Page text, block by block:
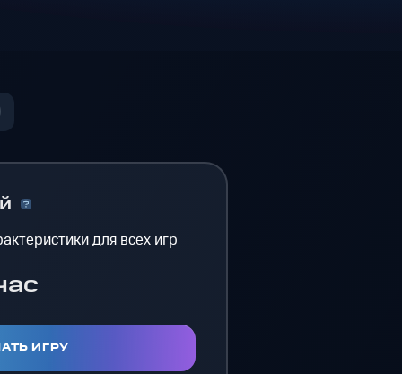
для всех игр
ИГРУ